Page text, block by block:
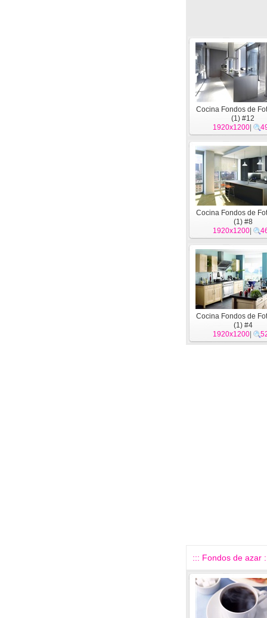
Cocina Fondos de
(1) #12
1920x1200
Cocina Fondos de
(1) #8
1920x1200
Cocina Fondos de
(1) #4
1920x1200
::: Fondos de azar